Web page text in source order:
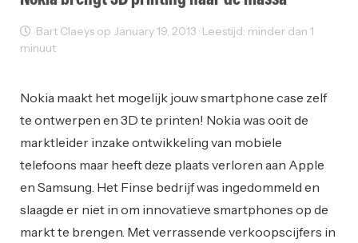
Bart Claeys op January 19, 2013 · Leestijd: minder dan 1
minuut
Nokia maakt het mogelijk jouw smartphone case zelf
te ontwerpen en 3D te printen! Nokia was ooit de
marktleider inzake ontwikkeling van mobiele
telefoons maar heeft deze plaats verloren aan Apple
en Samsung. Het Finse bedrijf was ingedommeld en
slaagde er niet in om innovatieve smartphones op de
markt te brengen. Met verrassende verkoopscijfers in